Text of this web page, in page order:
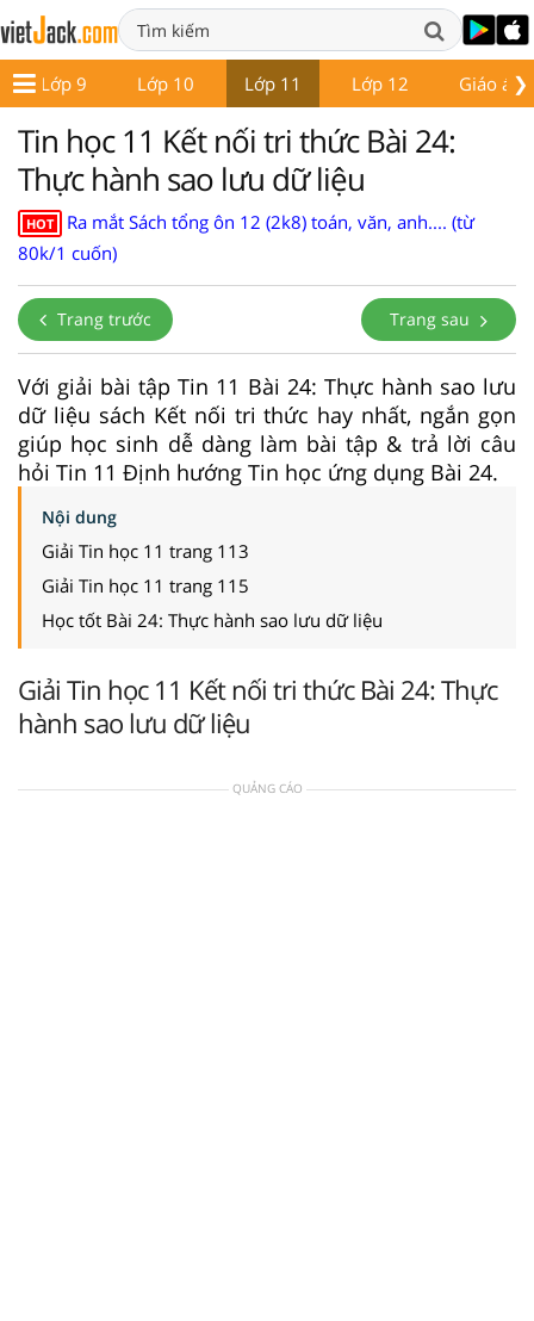
❯
Lớp 9 Lớp 10 Lớp 11 Lớp 12 Giáo án
Tin học 11 Kết nối tri thức Bài 24:
Thực hành sao lưu dữ liệu
HOT
Ra mắt Sách tổng ôn 12 (2k8) toán, văn, anh.... (từ
80k/1 cuốn)
Trang trước Trang sau
Với giải bài tập Tin 11 Bài 24: Thực hành sao lưu
dữ liệu sách Kết nối tri thức hay nhất, ngắn gọn
giúp học sinh dễ dàng làm bài tập & trả lời câu
hỏi Tin 11 Định hướng Tin học ứng dụng Bài 24.
Nội dung
Giải Tin học 11 trang 113
Giải Tin học 11 trang 115
Học tốt Bài 24: Thực hành sao lưu dữ liệu
Giải Tin học 11 Kết nối tri thức Bài 24: Thực
hành sao lưu dữ liệu
QUẢNG CÁO